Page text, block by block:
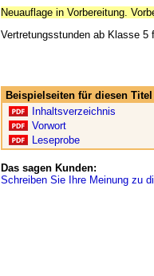
Neuauflage in Vorbereitung.
Vertretungsstunden ab Klasse 5
Beispielseiten für diesen
Inhaltsverzeichnis
Vorwort
Leseprobe
Das sagen Kunden:
Schreiben Sie Ihre Meinung zu